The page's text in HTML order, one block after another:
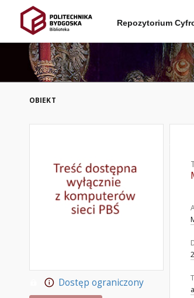
Repozytorium
OBIEKT
Dostęp ograniczony